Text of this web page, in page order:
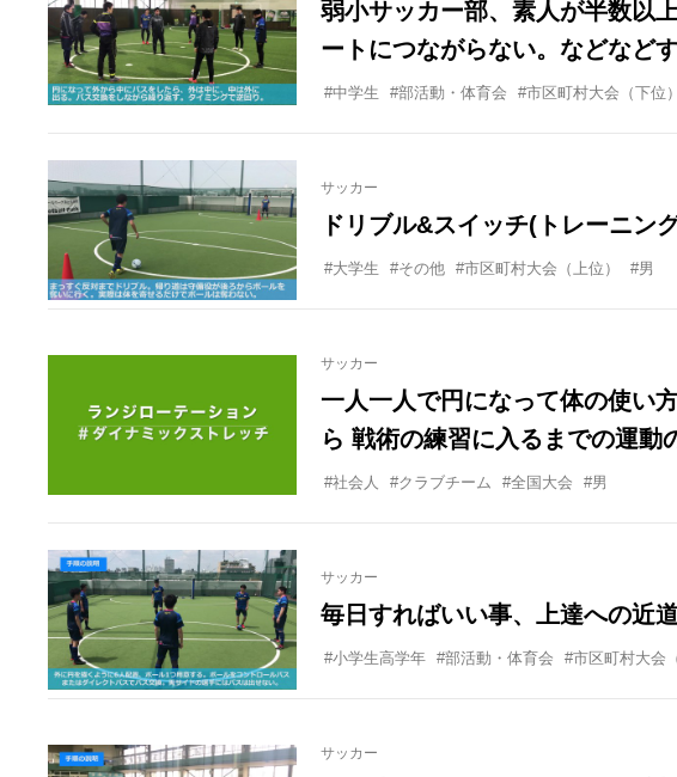
弱小サッカー部、素人が半数以
ートにつながらない。などなど
礎からみっちりやる練習メニュ
#中学生 #部活動・体育会 #市区町村大会（下位）
サッカー
ドリブル&スイッチ(トレーニン
#大学生 #その他 #市区町村大会（上位） #男
サッカー
一人一人で円になって体の使い
ら 戦術の練習に入るまでの運動
プを教えてください。
#社会人 #クラブチーム #全国大会 #男
サッカー
毎日すればいい事、上達への近
#小学生高学年 #部活動・体育会 #市区町村大会
サッカー